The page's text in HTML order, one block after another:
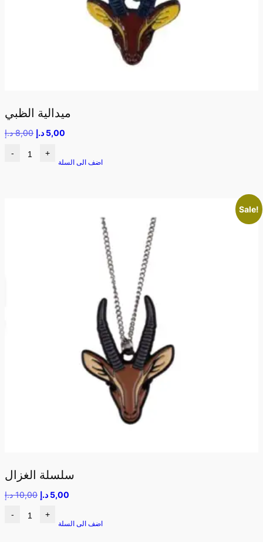
ميدالية الظبي
8,00 د.إ 5,00 د.إ
- +
اضف الى السلة
Sale!
سلسلة الغزال
10,00 د.إ 5,00 د.إ
- +
اضف الى السلة